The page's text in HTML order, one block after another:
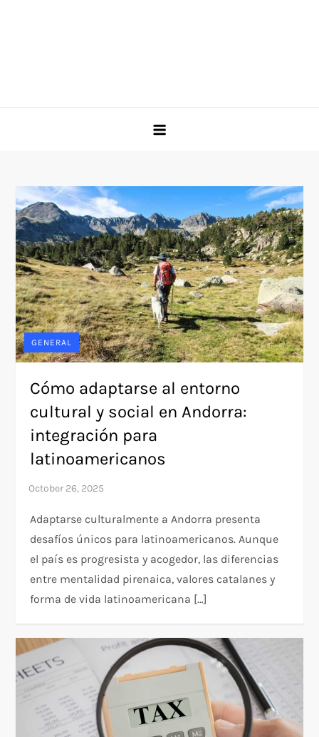
GENERAL
Cómo adaptarse al entorno
cultural y social en Andorra:
integración para
latinoamericanos
Adaptarse culturalmente a Andorra presenta
desafíos únicos para latinoamericanos. Aunque
el país es progresista y acogedor, las diferencias
entre mentalidad pirenaica, valores catalanes y
forma de vida latinoamericana […]